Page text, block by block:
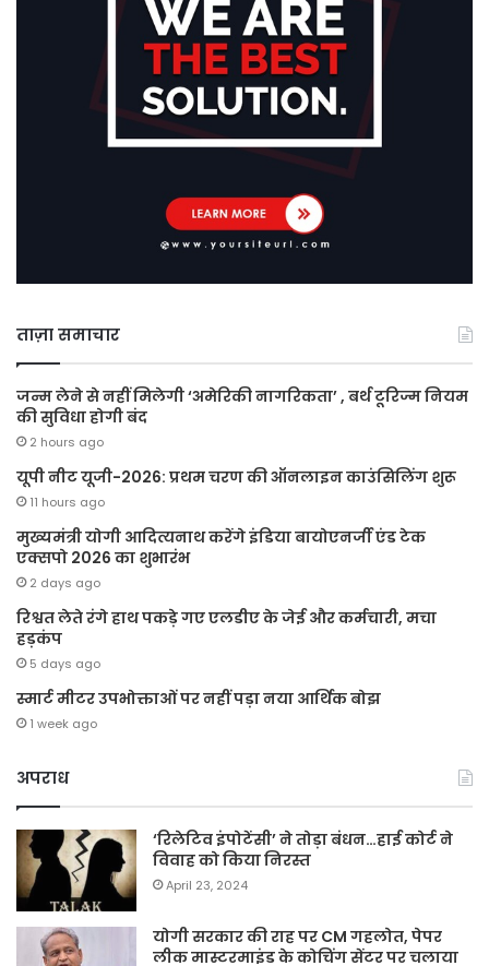
ताज़ा समाचार
जन्म लेने से नहीं मिलेगी ‘अमेरिकी नागरिकता’ , बर्थ टूरिज्म नियम
की सुविधा होगी बंद
2 hours ago
यूपी नीट यूजी-2026: प्रथम चरण की ऑनलाइन काउंसिलिंग शुरू
11 hours ago
मुख्यमंत्री योगी आदित्यनाथ करेंगे इंडिया बायोएनर्जी एंड टेक
एक्सपो 2026 का शुभारंभ
2 days ago
रिश्वत लेते रंगे हाथ पकड़े गए एलडीए के जेई और कर्मचारी, मचा
हड़कंप
5 days ago
स्मार्ट मीटर उपभोक्ताओं पर नहीं पड़ा नया आर्थिक बोझ
1 week ago
अपराध
‘रिलेटिव इंपोटेंसी’ ने तोड़ा बंधन…हाई कोर्ट ने
विवाह को किया निरस्त
April 23, 2024
योगी सरकार की राह पर CM गहलोत, पेपर
लीक मास्टरमाइंड के कोचिंग सेंटर पर चलाया